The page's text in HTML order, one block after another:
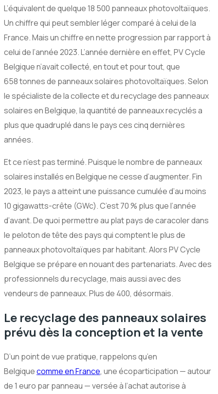
L’équivalent de quelque 18 500 panneaux photovoltaïques.
Un chiffre qui peut sembler léger comparé à celui de la
France. Mais un chiffre en nette progression par rapport à
celui de l’année 2023. L’année dernière en effet, PV Cycle
Belgique n’avait collecté, en tout et pour tout, que
658 tonnes de panneaux solaires photovoltaïques. Selon
le spécialiste de la collecte et du recyclage des panneaux
solaires en Belgique, la quantité de panneaux recyclés a
plus que quadruplé dans le pays ces cinq dernières
années.
Et ce n’est pas terminé. Puisque le nombre de panneaux
solaires installés en Belgique ne cesse d’augmenter. Fin
2023, le pays a atteint une puissance cumulée d’au moins
10 gigawatts-crête (GWc). C’est 70 % plus que l’année
d’avant. De quoi permettre au plat pays de caracoler dans
le peloton de tête des pays qui comptent le plus de
panneaux photovoltaïques par habitant. Alors PV Cycle
Belgique se prépare en nouant des partenariats. Avec des
professionnels du recyclage, mais aussi avec des
vendeurs de panneaux. Plus de 400, désormais.
Le recyclage des panneaux solaires
prévu dès la conception et la vente
D’un point de vue pratique, rappelons qu’en
Belgiquecomme en France, une écoparticipation — autour
de 1 euro par panneau — versée à l’achat autorise à